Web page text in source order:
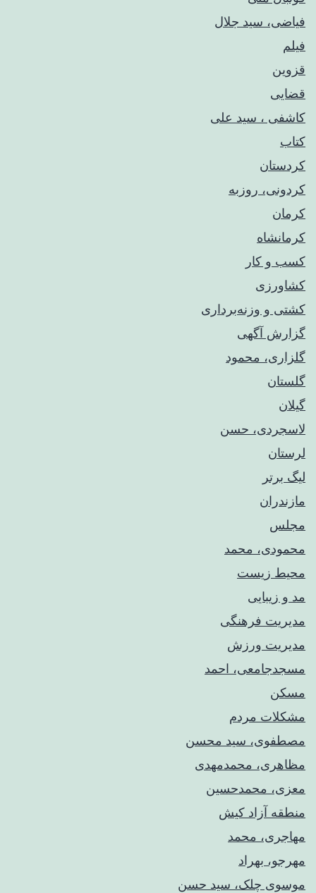
فیاضی، سید جلال
فیلم
قزوین
قضایی
کاشفی ، سید علی
کتاب
کردستان
کردونی، روزبه
کرمان
کرمانشاه
کسب و کار
کشاورزی
کشتی و وزنه‌برداری
گزارش آگهی
گلزاری، محمود
گلستان
گیلان
لاسجردی، حسن
لرستان
لیگ برتر
مازندران
مجلس
محمودی، محمد
محیط زیست
مد و زیبایی
مدیریت فرهنگی
مدیریت ورزش
مسجدجامعی، احمد
مسکن
مشکلات مردم
مصطفوی، سید محسن
مظاهری، محمدمهدی
معزی، محمدحسین
منطقه آزاد کیش
مهاجری، محمد
مهرجو، بهراد
موسوی چلک، سید حسن